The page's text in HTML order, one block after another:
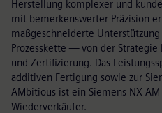
Herstellung komplexer und
mit bemerkenswerter Präzision
maßgeschneiderte
Prozesskette — von der
und Zertifizierung. Das
additiven Fertigung sowie zur
AMbitious ist ein Siemens NX
Wiederverkäufer.